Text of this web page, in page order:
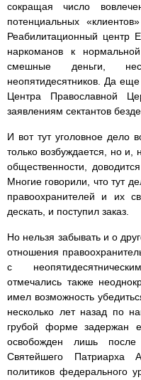
сокращая число
потенциальных
Реабилитационный центр
наркоманов к
смешные деньги,
неопятидесятников. Да
Центра Православной
заявлениям сектантов
И вот тут уголовное дело
только возбуждается, но и,
общественности,
Многие говорили, что тут
правоохранителей и их
дескать, и поступил заказ.
Но нельзя забывать и о
отношения
с
отмечались также
имел возможность
несколько лет назад по
грубой форме задержан
освобожден лишь после
Святейшего Патриарха
политиков федерального